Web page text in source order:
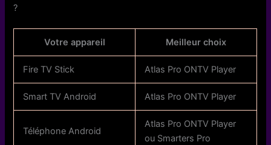
?
Votre appareil Meilleur choix
Fire TV Stick Atlas Pro ONTV Player
Smart TV Android Atlas Pro ONTV Player
Téléphone Android
Atlas Pro ONTV Player
ou Smarters Pro